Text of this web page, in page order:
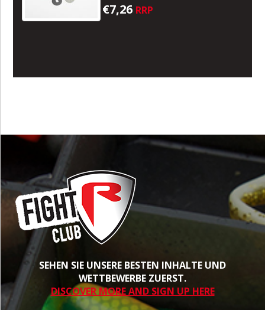
€7,26 RRP
SEHEN SIE UNSERE BESTEN INHALTE UND
WETTBEWERBE ZUERST.
DISCOVER MORE AND SIGN UP HERE